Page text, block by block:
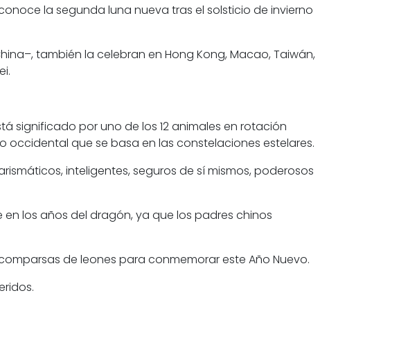
la segunda luna nueva tras el solsticio de invierno
también la celebran en Hong Kong, Macao, Taiwán,
significado por uno de los 12 animales en rotación
occidental que se basa en las constelaciones estelares.
inteligentes, seguros de sí mismos, poderosos
los años del dragón, ya que los padres chinos
de leones para conmemorar este Año Nuevo.